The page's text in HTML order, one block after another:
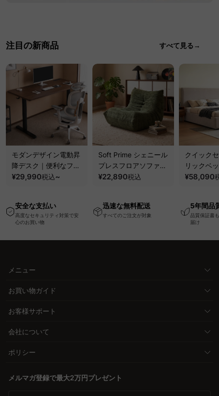
注目の新商品 すべて見る→
モダンデザイン電動昇
降デスク｜便利なフッ
ク・コンセント・
ー機能搭載ワークデス
ク
¥29,990税込~
Soft Prime シェニール
プレスフロアソファ｜
圧縮梱包で搬入しやす
ァ
¥22,890税込
クイック
リックベ
要で組み
¥58,090
安全な支払い
高度なセキュリティ対策で安
心のお買い物
迅速な無料配送
すべてのご注文が対象
5年間品
品質保証書
届け
メニュー
お買い物ガイド
お客様サポート
会社について
ポリシー
メルマガ登録で最大2万円プレゼント